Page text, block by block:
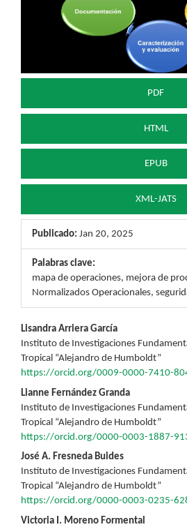
PDF
HTML
EPUB
XML-JATS
Publicado: Jan 20, 2025
Palabras clave:
mapa de operaciones, mejora de
Normalizados Operacionales,
Contenido
principal
del
artículo
Lisandra Arriera García
Instituto de Investigaciones
Tropical “Alejandro de Humboldt”
https://orcid.org/0009-0000-7410-
Lianne Fernández Granda
Instituto de Investigaciones
Tropical “Alejandro de Humboldt”
https://orcid.org/0000-0003-1887-
José A. Fresneda Buides
Instituto de Investigaciones
Tropical “Alejandro de Humboldt”
https://orcid.org/0000-0003-0235-
Victoria I. Moreno Formental